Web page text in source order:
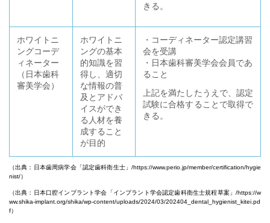
きる。
ホワイトニ
ングコーデ
ィネーター
（日本歯科
審美学会）
ホワイトニ
ングの基本
的知識を習
得し、適切
な情報の普
及とアドバ
イスができ
る人材を養
成すること
が目的
・コーディネーター認定講習
会を受講
・日本歯科審美学会会員であ
ること
上記を満たしたうえで、認定
試験に合格することで取得で
きる。
（出典：日本歯周病学会「認定歯科衛生士」/https://www.perio.jp/member/certification/hygie
nist/）
（出典：日本口腔インプラント学会「インプラント学会認定歯科衛生士規程草案」/https://w
ww.shika-implant.org/shika/wp-content/uploads/2024/03/202404_dental_hygienist_kitei.pd
f）